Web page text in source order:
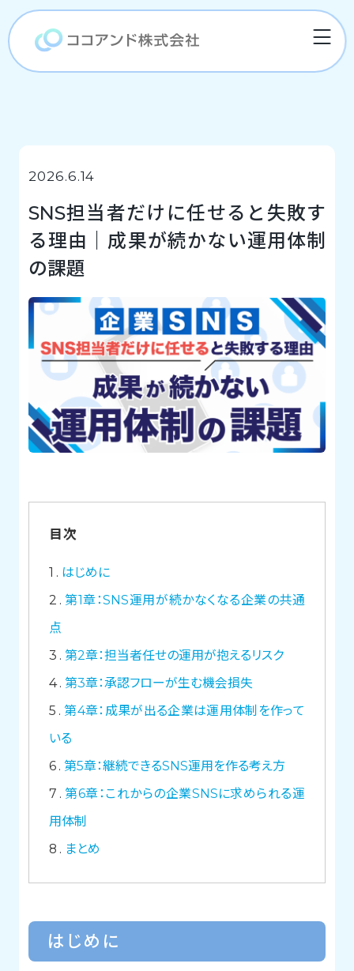
2026.6.14
SNS担当者だけに任せると失敗す
る理由｜成果が続かない運用体制
の課題
目次
1
はじめに
2 第1章：SNS運用が続かなくなる企業の共通
点
3 第2章：担当者任せの運用が抱えるリスク
4 第3章：承認フローが生む機会損失
5 第4章：成果が出る企業は運用体制を作って
いる
6 第5章：継続できるSNS運用を作る考え方
7 第6章：これからの企業SNSに求められる運
用体制
8
まとめ
はじめに